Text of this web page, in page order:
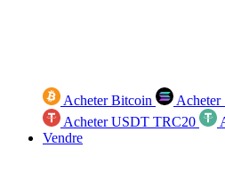
Acheter Bitcoin Acheter
Acheter USDT TRC20
Vendre